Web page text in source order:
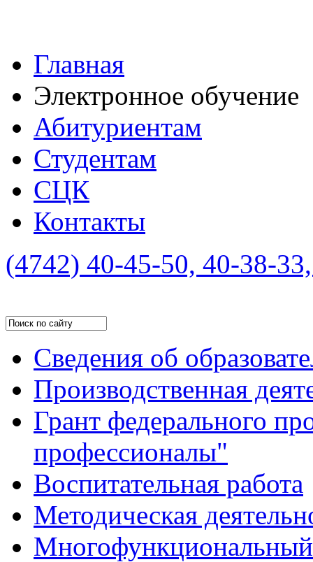
Главная
Электронное обучение
Абитуриентам
Студентам
СЦК
Контакты
(4742) 40-45-50, 40-38-
Сведения об
Производственная
Грант федерального
профессионалы"
Воспитательная работа
Методическая